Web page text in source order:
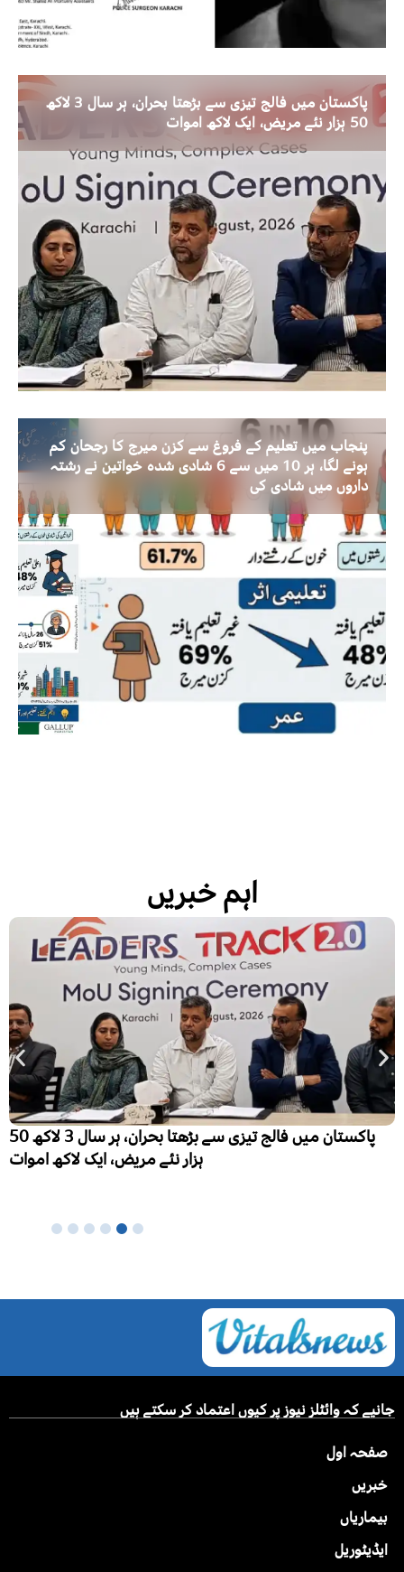
پاکستان میں فالج تیزی سے بڑھتا بحران، ہر سال 3 لاکھ
50 ہزار نئے مریض، ایک لاکھ اموات
پنجاب میں تعلیم کے فروغ سے کزن میرج کا رجحان کم
ہونے لگا، ہر 10 میں سے 6 شادی شدہ خواتین نے رشتہ
داروں میں شادی کی
اہم خبریں
پاکستان میں فالج تیزی سے بڑھتا بحران، ہر سال 3 لاکھ 50
ہزار نئے مریض، ایک لاکھ اموات
جانیے کہ وائٹلز نیوز پر کیوں اعتماد کر سکتے ہیں
صفحہ اول
خبریں
بیماریاں
ایڈیٹوریل